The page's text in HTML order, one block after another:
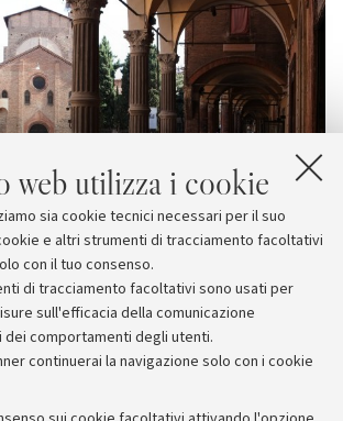
web utilizza i cookie
sia cookie tecnici necessari per il suo
e altri strumenti di tracciamento facoltativi
con il tuo consenso.
di tracciamento facoltativi sono usati per
sull'efficacia della comunicazione
dei comportamenti degli utenti.
continuerai la navigazione solo con i cookie
Archivio